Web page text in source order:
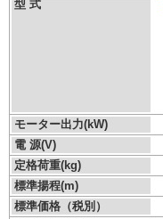
型 式
モーター出力(kW)
電 源(V)
定格荷重(kg)
標準揚程(m)
標準価格（税別）